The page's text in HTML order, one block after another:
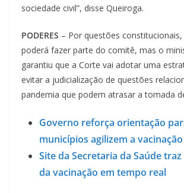
sociedade civil”, disse Queiroga.
PODERES – Por questões constitucionais,
poderá fazer parte do comitê, mas o
garantiu que a Corte vai adotar uma
evitar a judicialização de questões
pandemia que podem atrasar a tomada
Governo reforça orientação
municípios agilizem a vacinação
Site da Secretaria da Saúde
da vacinação em tempo real